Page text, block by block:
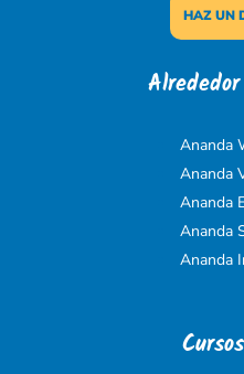
HAZ UN
Ananda
Ananda
Ananda
Ananda
Ananda